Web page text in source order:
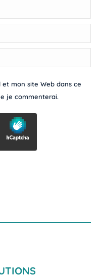
mon site Web dans ce
je commenterai.